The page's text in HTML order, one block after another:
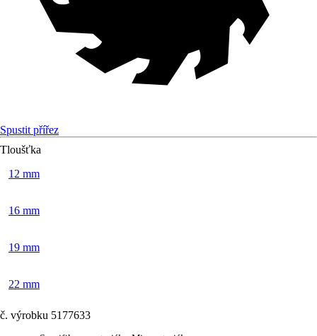
Spustit přířez
Tloušťka
12 mm
16 mm
19 mm
22 mm
č. výrobku 5177633